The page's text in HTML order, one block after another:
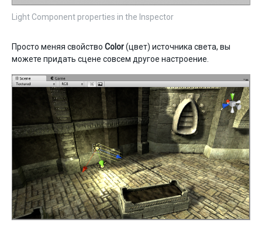
Light Component properties in the Inspector
Просто меняя свойство Color(цвет) источника света, вы
можете придать сцене совсем другое настроение.